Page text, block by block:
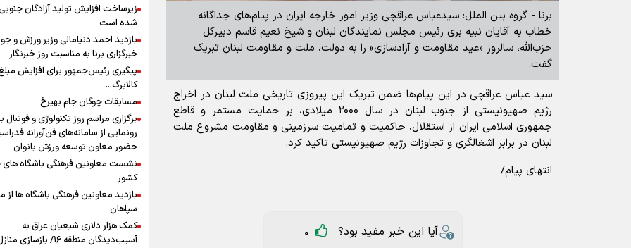
برنا - گروه بین الملل: سیدعباس عراقچی وزیر امور خارجه ایران در پیام‌های جداگانه‌
خطاب به آقایان نبیه بری رئیس مجلس نمایندگان لبنان و شیخ نعیم قاسم دبیرکل
حزب‌الله، سالروز «عید مقاومت و آزادسازی» را به دولت، ملت و مقاومت لبنان تبریک
گفت.
سید عباس عراقچی در این پیام‌ها ضمن تبریک این پیروزی تاریخی ملت لبنان در اخراج
رژیم صهیونیستی از جنوب لبنان در سال ۲۰۰۰ میلادی، بر حمایت مستمر و قاطع
جمهوری اسلامی ایران از استقلال، حاکمیت و تمامیت سرزمینی و مقاومت مشروع ملت
لبنان در برابر اشغالگری و تجاوزات رژیم صهیونیستی تاکید کرد.
انتهای پیام/
آیا این خبر مفید بود؟ 0
زیرساخت افزایش تولید آزادگان
شده است
بازدید احمد دنیامالی وزیر ورزش و
خبرگزاری برنا به مناسبت روز خبرنگار
پیگیری رئیس‌جمهور برای افزایش
کالابرگ...
مسابقات چوگان جام بهیرخ
برگزاری مراسم روز تکنولوژی و فوتبال
رونمایی از سامانه‌های فن‌آورانه
حضور معاون توسعه ورزش بانوان
نشست معاونین فرهنگی باشگاه های
کشور
بازدید معاونین فرهنگی باشگاه ها از
سپاهان
کمک هزار دلاری شیعیان عراق به
آسیب‌دیدگان منطقه ۱۶/